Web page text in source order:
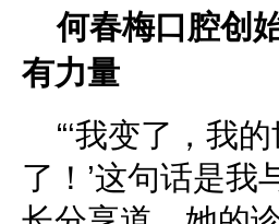
何春梅口腔创
有力量
“‘我变了，我
了！’这句话是我